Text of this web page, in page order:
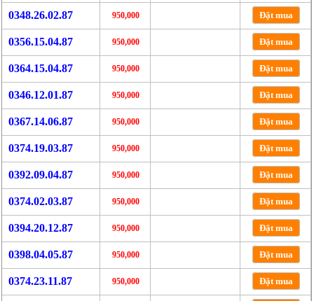
0348.26.02.87 950,000 Đặt mua
0356.15.04.87 950,000 Đặt mua
0364.15.04.87 950,000 Đặt mua
0346.12.01.87 950,000 Đặt mua
0367.14.06.87 950,000 Đặt mua
0374.19.03.87 950,000 Đặt mua
0392.09.04.87 950,000 Đặt mua
0374.02.03.87 950,000 Đặt mua
0394.20.12.87 950,000 Đặt mua
0398.04.05.87 950,000 Đặt mua
0374.23.11.87 950,000 Đặt mua